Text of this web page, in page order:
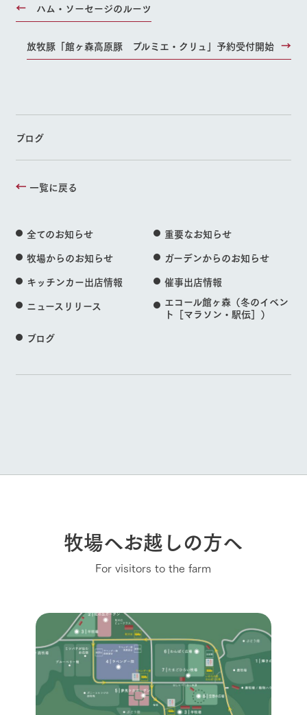
ハム・ソーセージのルーツ
放牧豚「館ヶ森高原豚 プルミエ・クリュ」予約受付開始
ブログ
一覧に戻る
全てのお知らせ
重要なお知らせ
牧場からのお知らせ
ガーデンからのお知らせ
キッチンカー出店情報
催事出店情報
ニュースリリース
エコール館ヶ森（冬のイベン
ト［マラソン・駅伝］）
ブログ
牧場へお越しの方へ
For visitors to the farm